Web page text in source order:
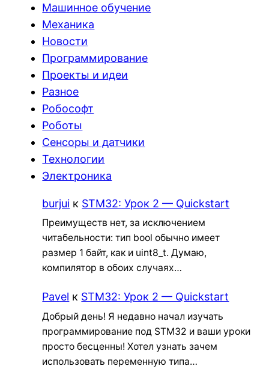
Машинное обучение
Механика
Новости
Программирование
Проекты и идеи
Разное
Робософт
Роботы
Сенсоры и датчики
Технологии
Электроника
burjui к STM32: Урок 2 — Quickstart
Преимуществ нет, за исключением
читабельности: тип bool обычно имеет
размер 1 байт, как и uint8_t. Думаю,
компилятор в обоих случаях…
Pavel к STM32: Урок 2 — Quickstart
Добрый день! Я недавно начал изучать
программирование под STM32 и ваши уроки
просто бесценны! Хотел узнать зачем
использовать переменную типа…